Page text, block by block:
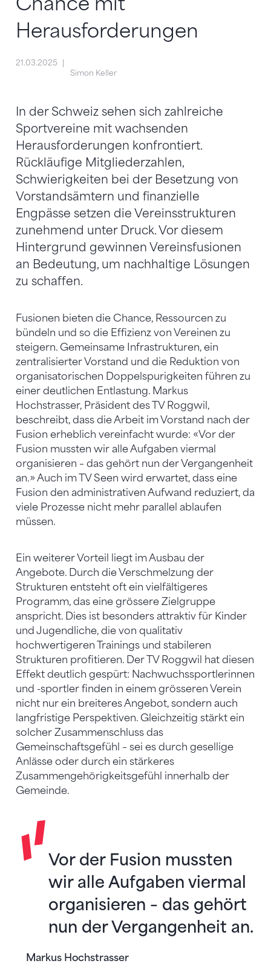
Herausforderungen
21.03.2025
Simon Keller
In der Schweiz sehen sich zahlreiche
Sportvereine mit wachsenden
Herausforderungen konfrontiert.
Rückläufige Mitgliederzahlen,
Schwierigkeiten bei der Besetzung von
Vorstandsämtern und finanzielle
Engpässe setzen die Vereinsstrukturen
zunehmend unter Druck. Vor diesem
Hintergrund gewinnen Vereinsfusionen
an Bedeutung, um nachhaltige Lösungen
zu schaffen.
Fusionen bieten die Chance, Ressourcen zu
bündeln und so die Effizienz von Vereinen zu
steigern. Gemeinsame Infrastrukturen, ein
zentralisierter Vorstand und die Reduktion von
organisatorischen Doppelspurigkeiten führen zu
einer deutlichen Entlastung. Markus
Hochstrasser, Präsident des TV Roggwil,
beschreibt, dass die Arbeit im Vorstand nach der
Fusion​​​​​​​ erheblich vereinfacht wurde: «Vor der
Fusion mussten wir alle Aufgaben viermal
organisieren – das gehört nun der Vergangenheit
an.» Auch im TV Seen wird erwartet, dass eine
Fusion den administrativen Aufwand reduziert, da
viele Prozesse nicht mehr parallel ablaufen
müssen.
Ein weiterer Vorteil liegt im Ausbau der
Angebote. Durch die Verschmelzung der
Strukturen entsteht oft ein vielfältigeres
Programm, das eine grössere Zielgruppe
anspricht. Dies ist besonders attraktiv für Kinder
und Jugendliche, die von qualitativ
hochwertigeren Trainings und stabileren
Strukturen profitieren. Der TV Roggwil hat diesen
Effekt deutlich gespürt: Nachwuchssportlerinnen
und -sportler finden in einem grösseren Verein
nicht nur ein breiteres Angebot, sondern auch
langfristige Perspektiven. Gleichzeitig stärkt ein
solcher Zusammenschluss das
Gemeinschaftsgefühl – sei es durch gesellige
Anlässe oder durch ein stärkeres
Zusammengehörigkeitsgefühl innerhalb der
Gemeinde.
Markus Hochstrasser
Vor der Fusion mussten
wir alle Aufgaben viermal
organisieren – das gehört
nun der Vergangenheit an.